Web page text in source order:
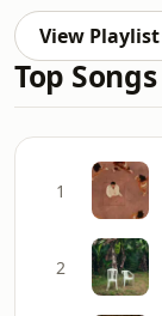
View Playlist
Top Songs
1
2